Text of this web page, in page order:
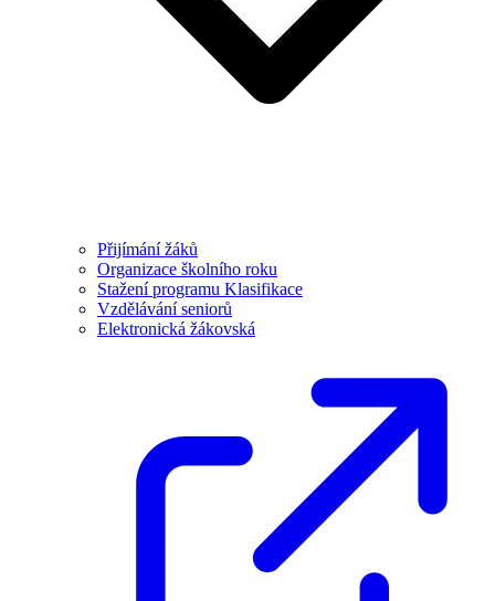
Přijímání žáků
Organizace školního roku
Stažení programu Klasifikace
Vzdělávání seniorů
Elektronická žákovská